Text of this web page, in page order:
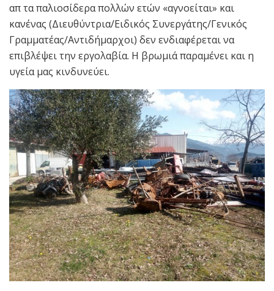
απ τα παλιοσίδερα πολλών ετών «αγνοείται» και
κανένας (Διευθύντρια/Ειδικός Συνεργάτης/Γενικός
Γραμματέας/Αντιδήμαρχοι) δεν ενδιαφέρεται να
επιβλέψει την εργολαβία. Η βρωμιά παραμένει και η
υγεία μας κινδυνεύει.